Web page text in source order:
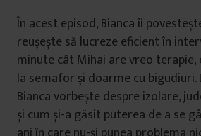
În acest episod, Bianca îi
reușește să lucreze eficient în
minute cât Mihai are vreo terapie,
la semafor și doarme cu bigudiuri.
Bianca vorbește despre izolare,
și cum și-a găsit puterea de a se